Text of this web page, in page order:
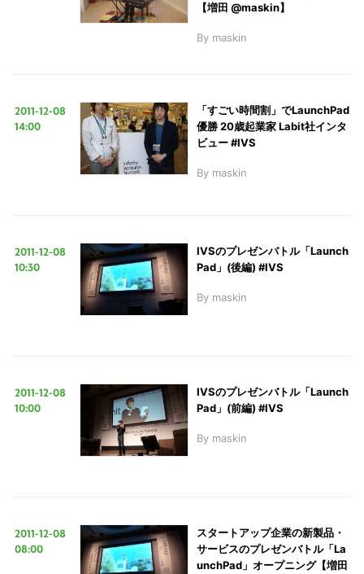
【増田 @maskin】
By maskin
2011-12-08
14:00
「すごい時間割」でLaunchPad
優勝 20歳起業家 Labit社インタ
ビュー #IVS
By maskin
2011-12-08
10:30
IVSのプレゼンバトル「Launch
Pad」(後編) #IVS
By maskin
2011-12-08
10:00
IVSのプレゼンバトル「Launch
Pad」(前編) #IVS
By maskin
2011-12-08
08:00
スタートアップ企業の新製品・
サービスのプレゼンバトル「La
unchPad」オープニング【増田